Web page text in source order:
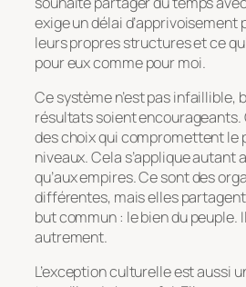
exige un délai d’apprivoisement
leurs propres structures et ce
pour eux comme pour moi.
Ce système n’est pas infaillible,
résultats soient
des choix qui compromettent le
niveaux. Cela s’applique autant
qu’aux empires. Ce sont des
différentes, mais elles
but commun : le bien du peuple.
autrement.
L’exception culturelle est aussi